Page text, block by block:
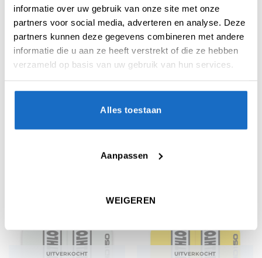
informatie over uw gebruik van onze site met onze
partners voor social media, adverteren en analyse. Deze
partners kunnen deze gegevens combineren met andere
informatie die u aan ze heeft verstrekt of die ze hebben
verzameld op basis van uw gebruik van hun services.
Alles toestaan
Aanpassen
WEIGEREN
Pentathlon HD150 Flight
Pentathlon HD150 Flight Blue
UITVERKOCHT UITVERKOCHT